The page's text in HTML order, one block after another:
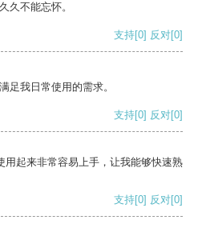
久不能忘怀。
支持[0] 反对[0]
足我日常使用的需求。
支持[0] 反对[0]
用起来非常容易上手，让我能够快速熟
支持[0] 反对[0]